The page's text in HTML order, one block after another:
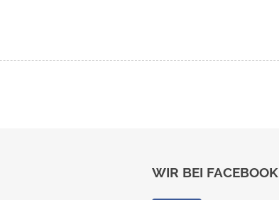
WIR BEI FACEBOOK